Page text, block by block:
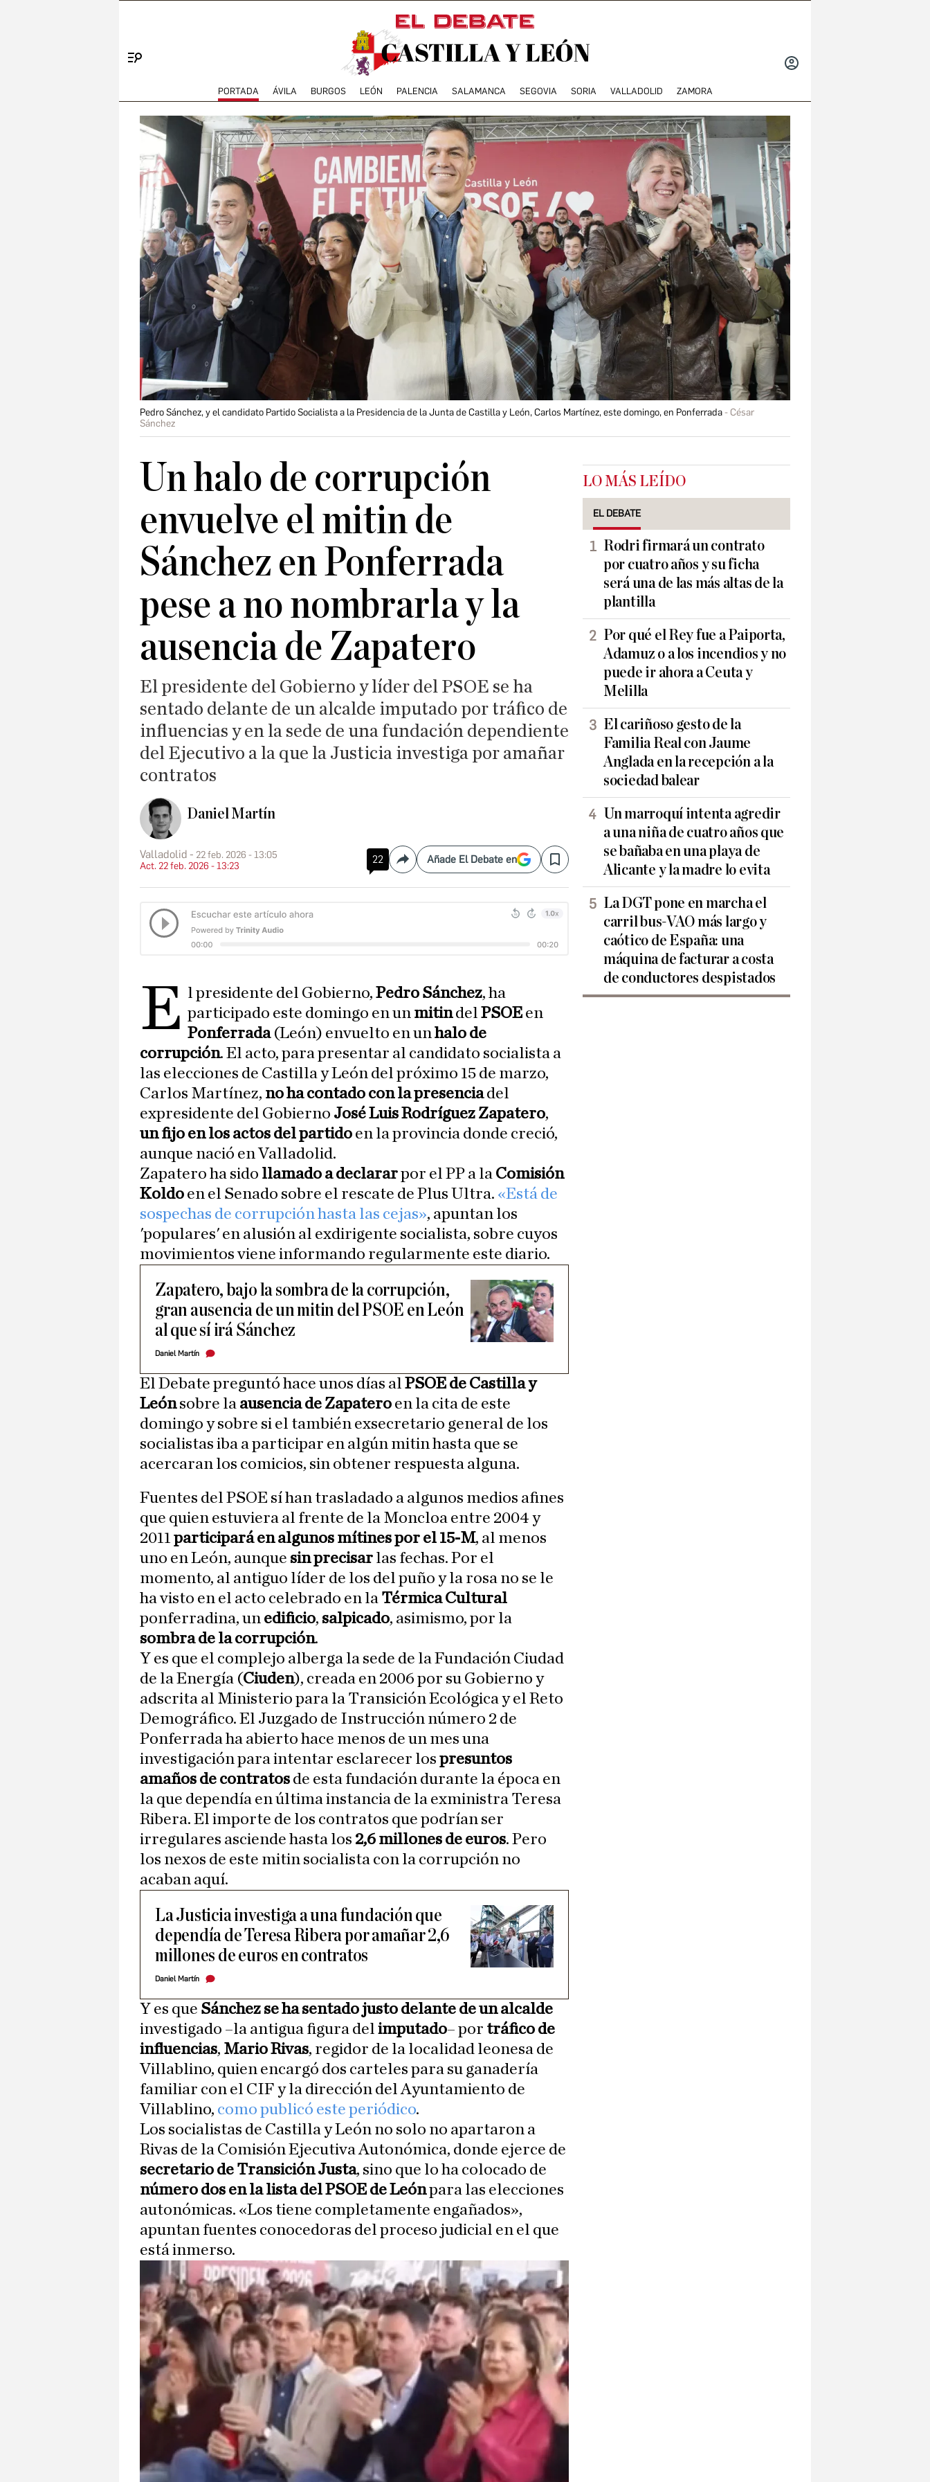
PORTADA ÁVILA BURGOS LEÓN PALENCIA SALAMANCA SEGOVIA SORIA VALLADOLID ZAMORA
Pedro Sánchez, y el candidato Partido Socialista a la Presidencia de la Junta de Castilla y León, Carlos Martínez, este domingo, en Ponferrada
César
Sánchez
Un halo de corrupción
envuelve el mitin de
Sánchez en Ponferrada
pese a no nombrarla y la
ausencia de Zapatero
El presidente del Gobierno y líder del PSOE se ha
sentado delante de un alcalde imputado por tráfico de
influencias y en la sede de una fundación dependiente
del Ejecutivo a la que la Justicia investiga por amañar
contratos
Daniel Martín
Valladolid
22 feb. 2026 - 13:05
Act. 22 feb. 2026 - 13:23
22 CompartirAñade El Debate en Save
E l presidente del Gobierno,Pedro Sánchez, ha
participado este domingo en un mitindelPSOE en
Ponferrada (León) envuelto en unhalo de
corrupción. El acto, para presentar al candidato socialista a
las elecciones de Castilla y León del próximo 15 de marzo,
Carlos Martínez, no ha contado con la presenciadel
expresidente del Gobierno José Luis Rodríguez Zapatero,
un fijo en los actos del partido en la provincia donde creció,
aunque nació en Valladolid.
Zapatero ha sido llamado a declararpor el PP a la Comisión
Koldo en el Senado sobre el rescate de Plus Ultra. «Está de
sospechas de corrupción hasta las cejas», apuntan los
'populares' en alusión al exdirigente socialista, sobre cuyos
movimientos viene informando regularmente este diario.
Zapatero, bajo la sombra de la corrupción,
gran ausencia de un mitin del PSOE en León
al que sí irá Sánchez
Daniel Martín
El Debate preguntó hace unos días al PSOE de Castilla y
Leónsobre la ausencia de Zapatero en la cita de este
domingo y sobre si el también exsecretario general de los
socialistas iba a participar en algún mitin hasta que se
acercaran los comicios, sin obtener respuesta alguna.
Fuentes del PSOE sí han trasladado a algunos medios afines
que quien estuviera al frente de la Moncloa entre 2004 y
2011 participará en algunos mítines por el 15-M, al menos
uno en León, aunque sin precisar las fechas. Por el
momento, al antiguo líder de los del puño y la rosa no se le
ha visto en el acto celebrado en la Térmica Cultural
ponferradina, un edificio, salpicado, asimismo, por la
sombra de la corrupción.
Y es que el complejo alberga la sede de la Fundación Ciudad
de la Energía (Ciuden), creada en 2006 por su Gobierno y
adscrita al Ministerio para la Transición Ecológica y el Reto
Demográfico. El Juzgado de Instrucción número 2 de
Ponferrada ha abierto hace menos de un mes una
investigación para intentar esclarecer los presuntos
amaños de contratos de esta fundación durante la época en
la que dependía en última instancia de la exministra Teresa
Ribera. El importe de los contratos que podrían ser
irregulares asciende hasta los 2,6 millones de euros. Pero
los nexos de este mitin socialista con la corrupción no
acaban aquí.
La Justicia investiga a una fundación que
dependía de Teresa Ribera por amañar 2,6
millones de euros en contratos
Daniel Martín
Y es que Sánchez se ha sentado justo delante de un alcalde
investigado –la antigua figura del imputado– por tráfico de
influencias, Mario Rivas, regidor de la localidad leonesa de
Villablino, quien encargó dos carteles para su ganadería
familiar con el CIF y la dirección del Ayuntamiento de
Villablino, como publicó este periódico.
Los socialistas de Castilla y León no solo no apartaron a
Rivas de la Comisión Ejecutiva Autonómica, donde ejerce de
secretario de Transición Justa, sino que lo ha colocado de
número dos en la lista del PSOE de Leónpara las elecciones
autonómicas. «Los tiene completamente engañados»,
apuntan fuentes conocedoras del proceso judicial en el que
está inmerso.
LO MÁS LEÍDO
EL DEBATE
Rodri firmará un contrato
por cuatro años y su ficha
será una de las más altas de la
plantilla
Por qué el Rey fue a Paiporta,
Adamuz o a los incendios y no
puede ir ahora a Ceuta y
Melilla
El cariñoso gesto de la
Familia Real con Jaume
Anglada en la recepción a la
sociedad balear
Un marroquí intenta agredir
a una niña de cuatro años que
se bañaba en una playa de
Alicante y la madre lo evita
La DGT pone en marcha el
carril bus-VAO más largo y
caótico de España: una
máquina de facturar a costa
de conductores despistados